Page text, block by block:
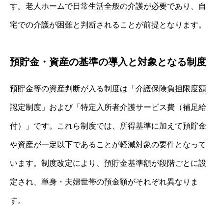
す。老人ホームで日常生活全般の介護が必要であり、自
宅での介護が困難と判断されることが前提となります。
預貯金・資産の基準の導入と対象となる制度
預貯金等の資産判断が入る制度は「介護保険負担限度額
認定制度」および「特定入所者介護サービス費（補足給
付）」です。これら制度では、所得基準に加えて預貯金
や資産が一定以下であることが軽減対象の要件となって
います。制度改定により、預貯金基準額が段階ごとに設
定され、単身・夫婦世帯の預金額がそれぞれ異なりま
す。